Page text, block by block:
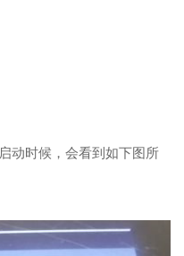
动时候，会看到如下图所